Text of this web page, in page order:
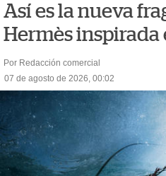
Así es la nueva
Hermès inspirada
Por Redacción comercial
07 de agosto de 2026, 00:02